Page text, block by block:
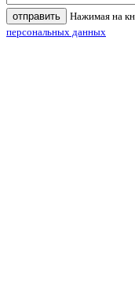
отправить Нажимая на
персональных данных